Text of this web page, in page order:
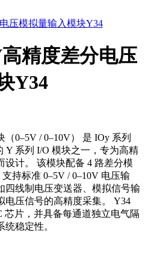
精度差分电压
Y34
0–5V / 0–10V） 是 IOy 系列
Y 系列 I/O 模块之一，专为高精
设计。 该模块配备 4 路差分模
持标准 0–5V / 0–10V 电压输
四线制电压变送器、模拟信号输
电压信号的高精度采集。 Y34
芯片，并具备每通道独立电气隔
稳定性。